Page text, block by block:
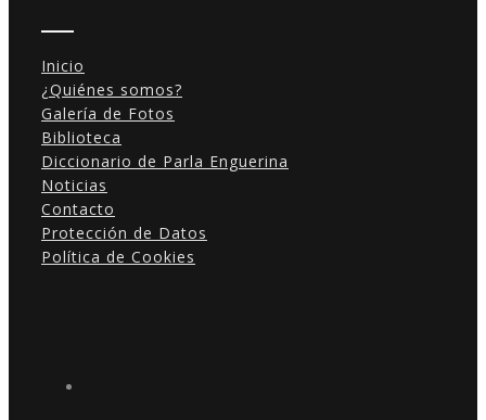
Inicio
¿Quiénes somos?
Galería de Fotos
Biblioteca
Diccionario de Parla Enguerina
Noticias
Contacto
Protección de Datos
Política de Cookies